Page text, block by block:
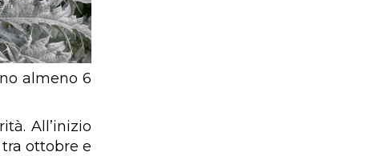
almeno 6
All’inizio
ottobre e